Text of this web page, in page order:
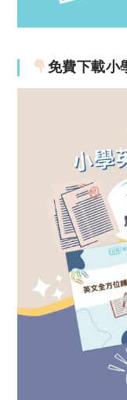
免費下載小